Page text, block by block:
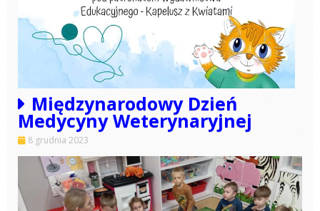
Międzynarodowy Dzień
Medycyny Weterynaryjnej
8 grudnia 2023